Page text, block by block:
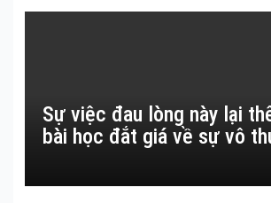
Sự việc đau lòng này lại
bài học đắt giá về sự vô